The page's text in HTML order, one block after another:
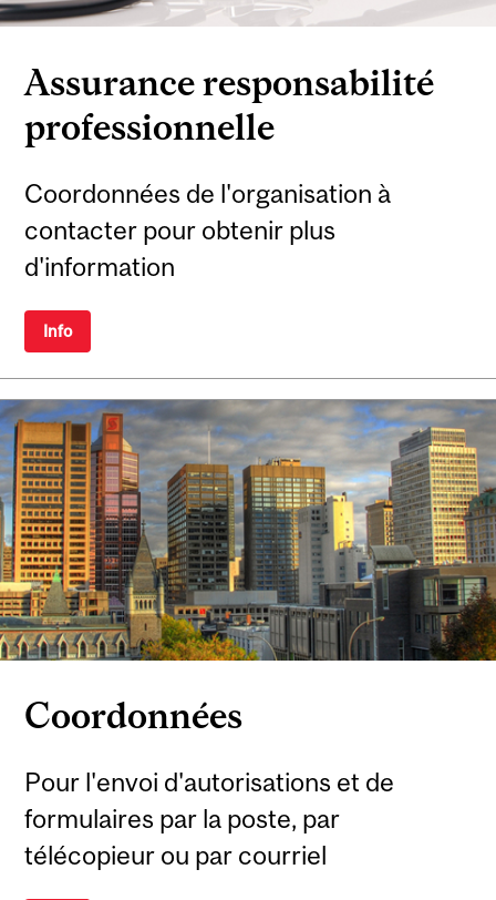
Assurance responsabilité
professionnelle
Coordonnées de l'organisation à
contacter pour obtenir plus
d'information
Info
Coordonnées
Pour l'envoi d'autorisations et de
formulaires par la poste, par
télécopieur ou par courriel